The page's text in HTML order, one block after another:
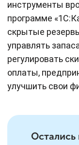
инструменты
программе
скрытые
управлять
регулировать
оплаты,
улучшить свои